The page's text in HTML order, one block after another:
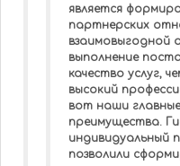
является
партнерских
взаимовыгодной
выполнение
качество услуг,
высокий
вот наши
преимущества.
индивидуальный
позволили